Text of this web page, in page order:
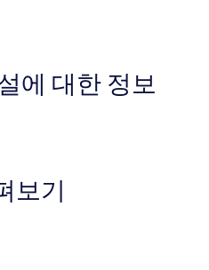
에 대한 정보
보기